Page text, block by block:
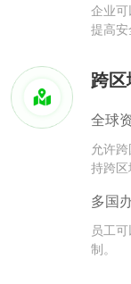
企业
提高安
跨
全球
允许
持跨区
多国
员工
制。